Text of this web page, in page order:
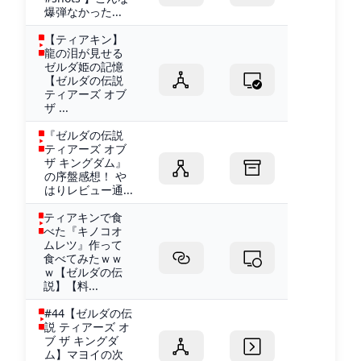
爆弾なかった...
【ティアキン】
龍の泪が見せる
ゼルダ姫の記憶
【ゼルダの伝説
ティアーズ オブ
ザ ...
『ゼルダの伝説
ティアーズ オブ
ザ キングダム』
の序盤感想！ や
はりレビュー通...
ティアキンで食
べた『キノコオ
ムレツ』作って
食べてみたｗｗ
ｗ【ゼルダの伝
説】【料...
#44【ゼルダの伝
説 ティアーズ オ
ブ ザ キングダ
ム】マヨイの次